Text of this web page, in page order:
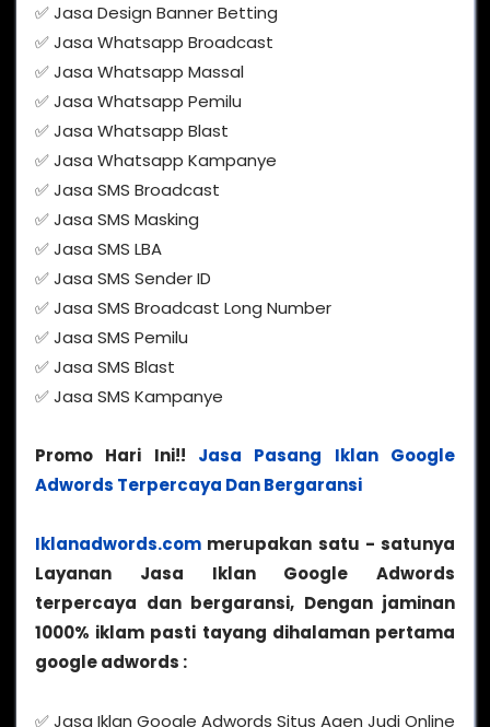
✅ Jasa Design Banner Betting
✅ Jasa Whatsapp Broadcast
✅ Jasa Whatsapp Massal
✅ Jasa Whatsapp Pemilu
✅ Jasa Whatsapp Blast
✅ Jasa Whatsapp Kampanye
✅ Jasa SMS Broadcast
✅ Jasa SMS Masking
✅ Jasa SMS LBA
✅ Jasa SMS Sender ID
✅ Jasa SMS Broadcast Long Number
✅ Jasa SMS Pemilu
✅ Jasa SMS Blast
✅ Jasa SMS Kampanye
Promo Hari Ini!! Jasa Pasang Iklan Google
Adwords Terpercaya Dan Bergaransi
Iklanadwords.com merupakan satu - satunya
Layanan Jasa Iklan Google Adwords
terpercaya dan bergaransi, Dengan jaminan
1000% iklam pasti tayang dihalaman pertama
google adwords :
✅ Jasa Iklan Google Adwords Situs Agen Judi Online